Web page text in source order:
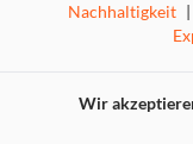
Nachhaltigkeit |
Wir